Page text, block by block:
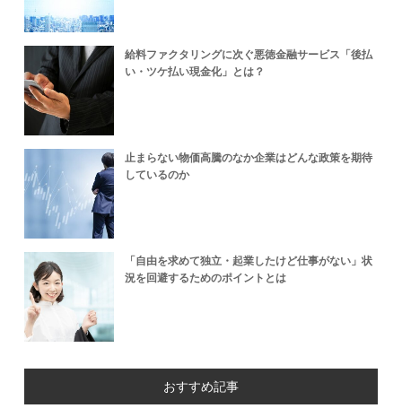
給料ファクタリングに次ぐ悪徳金融サービス「後払
い・ツケ払い現金化」とは？
止まらない物価高騰のなか企業はどんな政策を期待
しているのか
「自由を求めて独立・起業したけど仕事がない」状
況を回避するためのポイントとは
おすすめ記事